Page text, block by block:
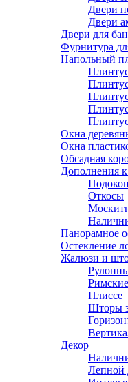
Двери
Двери
Двери для
Фурнитура
Напольный
Окна
Окна
Обсадная
Дополнения
Откосы
Панорамное
Остекление
Жалюзи и
Плиссе
Шторы
Декор
Лепной